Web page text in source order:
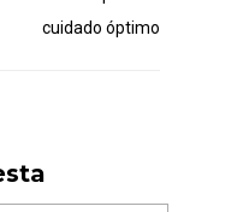
cuidado óptimo